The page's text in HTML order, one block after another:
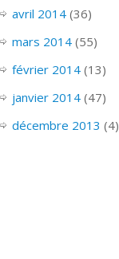
avril 2014(36)
mars 2014(55)
février 2014(13)
janvier 2014(47)
décembre 2013 (4)